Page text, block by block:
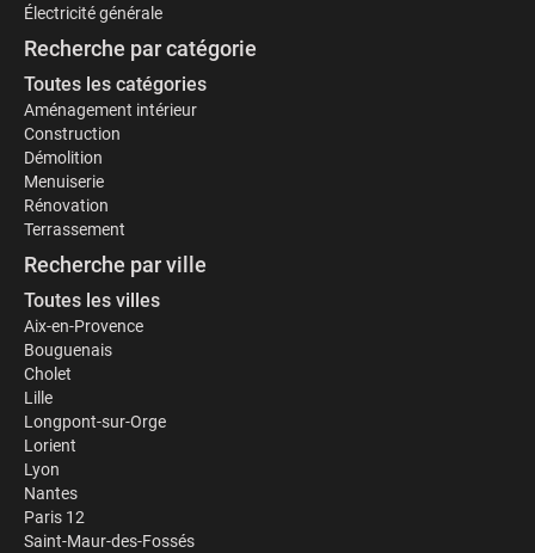
Électricité générale
Recherche par catégorie
Toutes les catégories
Aménagement intérieur
Construction
Démolition
Menuiserie
Rénovation
Terrassement
Recherche par ville
Toutes les villes
Aix-en-Provence
Bouguenais
Cholet
Lille
Longpont-sur-Orge
Lorient
Lyon
Nantes
Paris 12
Saint-Maur-des-Fossés